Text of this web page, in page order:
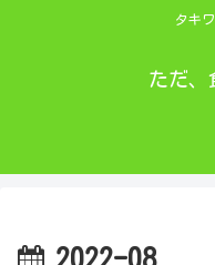
タキ
ただ、
2022-08